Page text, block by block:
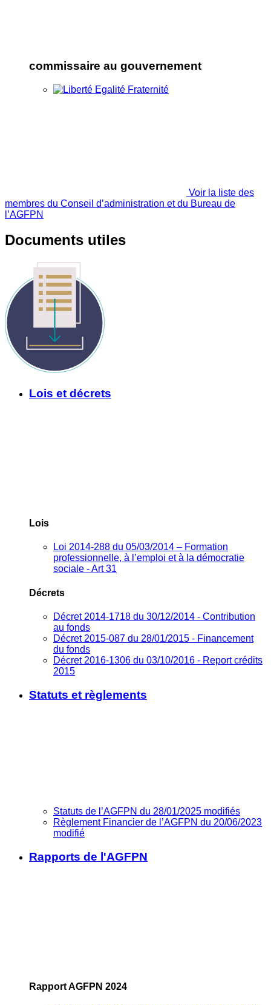
commissaire au gouvernement
Voir la liste des
membres du Conseil d’administration et du Bureau de
l’AGFPN
Documents utiles
Lois et décrets
Lois
Loi 2014-288 du 05/03/2014 – Formation
professionnelle, à l’emploi et à la démocratie
sociale - Art 31
Décrets
Décret 2014-1718 du 30/12/2014 - Contribution
au fonds
Décret 2015-087 du 28/01/2015 - Financement
du fonds
Décret 2016-1306 du 03/10/2016 - Report crédits
2015
Statuts et règlements
Statuts de l’AGFPN du 28/01/2025 modifiés
Règlement Financier de l’AGFPN du 20/06/2023
modifié
Rapports de l'AGFPN
Rapport AGFPN 2024